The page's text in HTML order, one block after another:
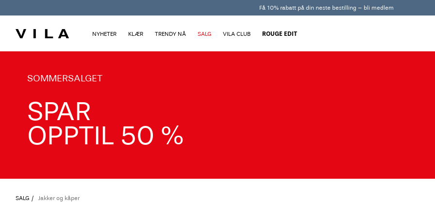
Få 10% rabatt på din neste bestilling – bli medlem
NYHETER KLÆR TRENDY NÅ SALG VILA CLUB ROUGE EDIT
SOMMERSALGET
SPAR
OPPTIL 50 %
SALG Jakker og kåper